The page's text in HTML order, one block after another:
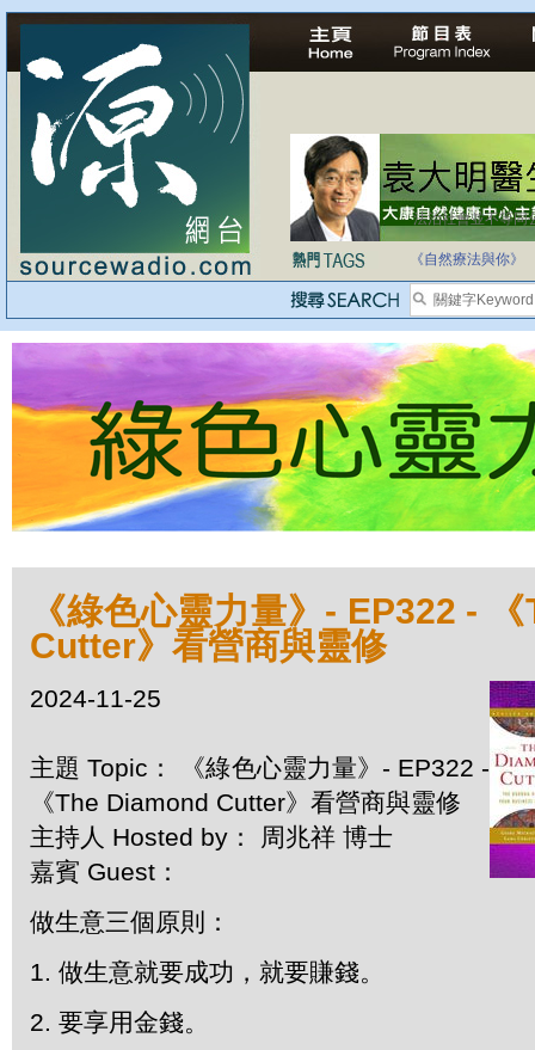
法治社會並不等同
《自然療法與你》
《綠色心靈力量》- EP322 -
Cutter》看營商與靈修
2024-11-25
主題 Topic： 《綠色心靈力量》- EP322 -
《The Diamond Cutter》看營商與靈修
主持人 Hosted by： 周兆祥 博士
嘉賓 Guest：
做生意三個原則：
1. 做生意就要成功，就要賺錢。
2. 要享用金錢。